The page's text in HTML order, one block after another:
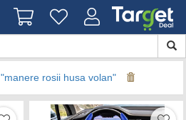
"manere rosii husa volan"